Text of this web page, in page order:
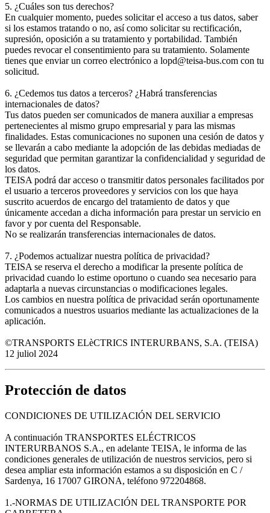
5. ¿Cuáles son tus derechos?
En cualquier momento, puedes solicitar el acceso a tus datos, saber
si los estamos tratando o no, así como solicitar su rectificación,
supresión, oposición a su tratamiento y portabilidad. También
puedes revocar el consentimiento para su tratamiento. Solamente
tienes que enviar un correo electrónico a lopd@teisa-bus.com con tu
solicitud.
6. ¿Cedemos tus datos a terceros? ¿Habrá transferencias
internacionales de datos?
Tus datos pueden ser comunicados de manera auxiliar a empresas
pertenecientes al mismo grupo empresarial y para las mismas
finalidades. Estas comunicaciones no suponen una cesión de datos y
se llevarán a cabo mediante la adopción de las debidas mediadas de
seguridad que permitan garantizar la confidencialidad y seguridad de
los datos.
TEISA podrá dar acceso o transmitir datos personales facilitados por
el usuario a terceros proveedores y servicios con los que haya
suscrito acuerdos de encargo del tratamiento de datos y que
únicamente accedan a dicha información para prestar un servicio en
favor y por cuenta del Responsable.
No se realizarán transferencias internacionales de datos.
7. ¿Podemos actualizar nuestra política de privacidad?
TEISA se reserva el derecho a modificar la presente política de
privacidad cuando lo estime oportuno o cuando sea necesario para
adaptarla a nuevas circunstancias o modificaciones legales.
Los cambios en nuestra política de privacidad serán oportunamente
comunicados a nuestros usuarios mediante las actualizaciones de la
aplicación.
©TRANSPORTS ELèCTRICS INTERURBANS, S.A. (TEISA)
12 juliol 2024
Protección de datos
CONDICIONES DE UTILIZACIÓN DEL SERVICIO
A continuación TRANSPORTES ELÉCTRICOS
INTERURBANOS S.A., en adelante TEISA, le informa de las
condiciones generales de utilización de nuestros servicios, pero si
desea ampliar esta información estamos a su disposición en C /
Sardenya, 16 17007 GIRONA, teléfono 972204868.
1.-NORMAS DE UTILIZACIÓN DEL TRANSPORTE POR